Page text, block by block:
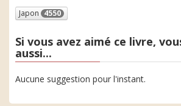
Japon 4550
Si vous avez aimé ce livre,
aussi...
Aucune suggestion pour l'instant.